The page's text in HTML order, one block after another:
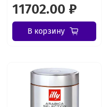
11702.00 ₽
В корзину